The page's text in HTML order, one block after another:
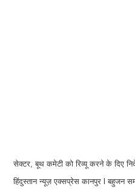
सेक्टर, बूथ कमेटी को रिव्यू करने के दिए
हिंदुस्तान न्यूज़ एक्सप्रेस कानपुर l बहुजन